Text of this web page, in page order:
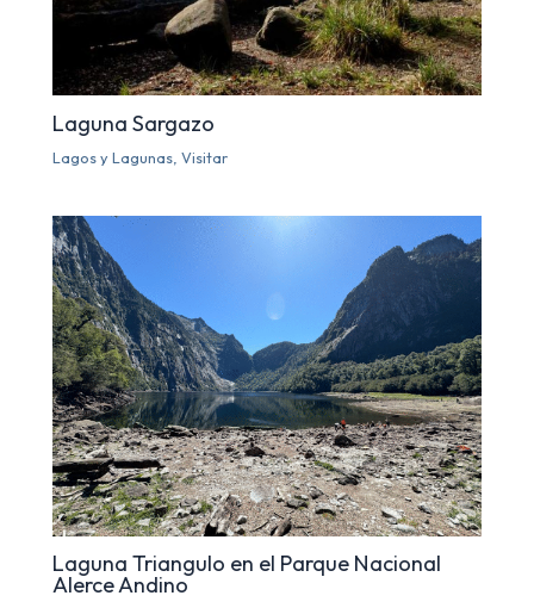
Laguna Sargazo
Lagos y Lagunas ,Visitar
Laguna Triangulo en el Parque Nacional
Alerce Andino